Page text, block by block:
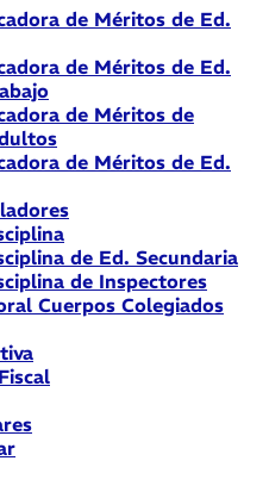
de Méritos de Ed.
de Méritos de Ed.
de Méritos de
de Méritos de Ed.
de Ed. Secundaria
de Inspectores
Cuerpos Colegiados